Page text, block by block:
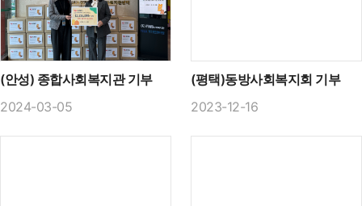
(안성) 종합사회복지관 기부
2024-03-05
(평택)동방사회복지회 기부
2023-12-16